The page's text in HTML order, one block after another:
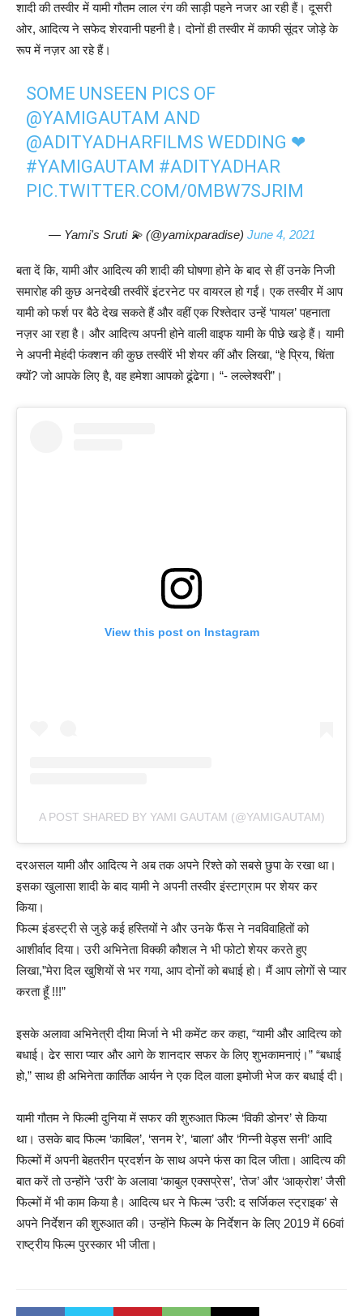
शादी की तस्वीर में यामी गौतम लाल रंग की साड़ी पहने नजर आ रही हैं। दूसरी
ओर, आदित्य ने सफेद शेरवानी पहनी है। दोनों ही तस्वीर में काफी सूंदर जोड़े के
रूप में नज़र आ रहे हैं।
SOME UNSEEN PICS OF
@YAMIGAUTAM AND
@ADITYADHARFILMS WEDDING ❤
#YAMIGAUTAM #ADITYADHAR
PIC.TWITTER.COM/0MBW7SJRIM
— Yami's Sruti 💫 (@yamixparadise) June 4, 2021
बता दें कि, यामी और आदित्य की शादी की घोषणा होने के बाद से हीं उनके निजी
समारोह की कुछ अनदेखी तस्वीरें इंटरनेट पर वायरल हो गईं। एक तस्वीर में आप
यामी को फर्श पर बैठे देख सकते हैं और वहीं एक रिश्तेदार उन्हें ‘पायल’ पहनाता
नज़र आ रहा है। और आदित्य अपनी होने वाली वाइफ यामी के पीछे खड़े हैं। यामी
ने अपनी मेहंदी फंक्शन की कुछ तस्वीरें भी शेयर कीं और लिखा, “हे प्रिय, चिंता
क्यों? जो आपके लिए है, वह हमेशा आपको ढूंढेगा। “- लल्लेश्वरी”।
View this post on Instagram
A POST SHARED BY YAMI GAUTAM (@YAMIGAUTAM)
दरअसल यामी और आदित्य ने अब तक अपने रिश्ते को सबसे छुपा के रखा था।
इसका खुलासा शादी के बाद यामी ने अपनी तस्वीर इंस्टाग्राम पर शेयर कर
किया।
फिल्म इंडस्ट्री से जुड़े कई हस्तियों ने और उनके फैंस ने नवविवाहितों को
आशीर्वाद दिया। उरी अभिनेता विक्की कौशल ने भी फोटो शेयर करते हुए
लिखा,”मेरा दिल खुशियों से भर गया, आप दोनों को बधाई हो। मैं आप लोगों से प्यार
करता हूँ !!!”
इसके अलावा अभिनेत्री दीया मिर्जा ने भी कमेंट कर कहा, “यामी और आदित्य को
बधाई। ढेर सारा प्यार और आगे के शानदार सफर के लिए शुभकामनाएं।” “बधाई
हो,” साथ ही अभिनेता कार्तिक आर्यन ने एक दिल वाला इमोजी भेज कर बधाई दी।
यामी गौतम ने फिल्मी दुनिया में सफर की शुरुआत फिल्म ‘विकी डोनर’ से किया
था। उसके बाद फिल्म ‘काबिल’, ‘सनम रे’, ‘बाला’ और ‘गिन्नी वेड्स सनी’ आदि
फिल्मों में अपनी बेहतरीन प्रदर्शन के साथ अपने फंस का दिल जीता। आदित्य की
बात करें तो उन्होंने ‘उरी’ के अलावा ‘काबुल एक्सप्रेस’, ‘तेज’ और ‘आक्रोश’ जैसी
फिल्मों में भी काम किया है। आदित्य धर ने फिल्म ‘उरी: द सर्जिकल स्ट्राइक’ से
अपने निर्देशन की शुरुआत की। उन्होंने फिल्म के निर्देशन के लिए 2019 में 66वां
राष्ट्रीय फिल्म पुरस्कार भी जीता।